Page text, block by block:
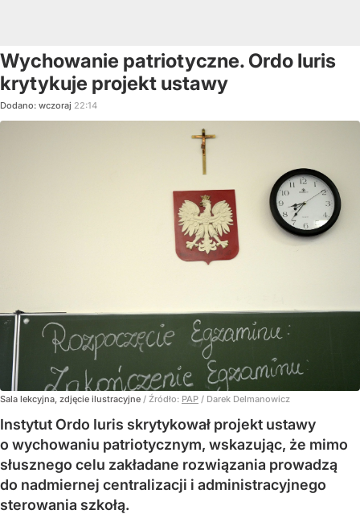
Wychowanie patriotyczne. Ordo Iuris
krytykuje projekt ustawy
Dodano: wczoraj 22:14
Sala lekcyjna, zdjęcie ilustracyjne / Źródło: PAP / Darek Delmanowicz
Instytut Ordo Iuris skrytykował projekt ustawy
o wychowaniu patriotycznym, wskazując, że mimo
słusznego celu zakładane rozwiązania prowadzą
do nadmiernej centralizacji i administracyjnego
sterowania szkołą.